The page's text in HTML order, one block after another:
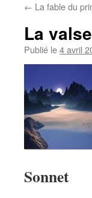
← La fable du
La
Publié le4 avril
Sonnet